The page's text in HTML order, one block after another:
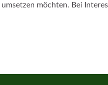
möchten. Bei